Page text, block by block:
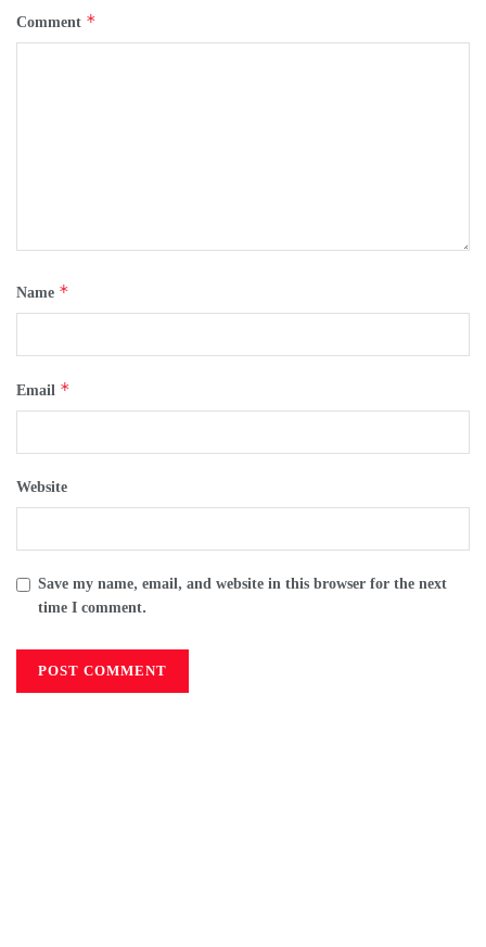
Comment *
Name *
Email *
Website
Save my name, email, and website in this browser for the next
time I comment.